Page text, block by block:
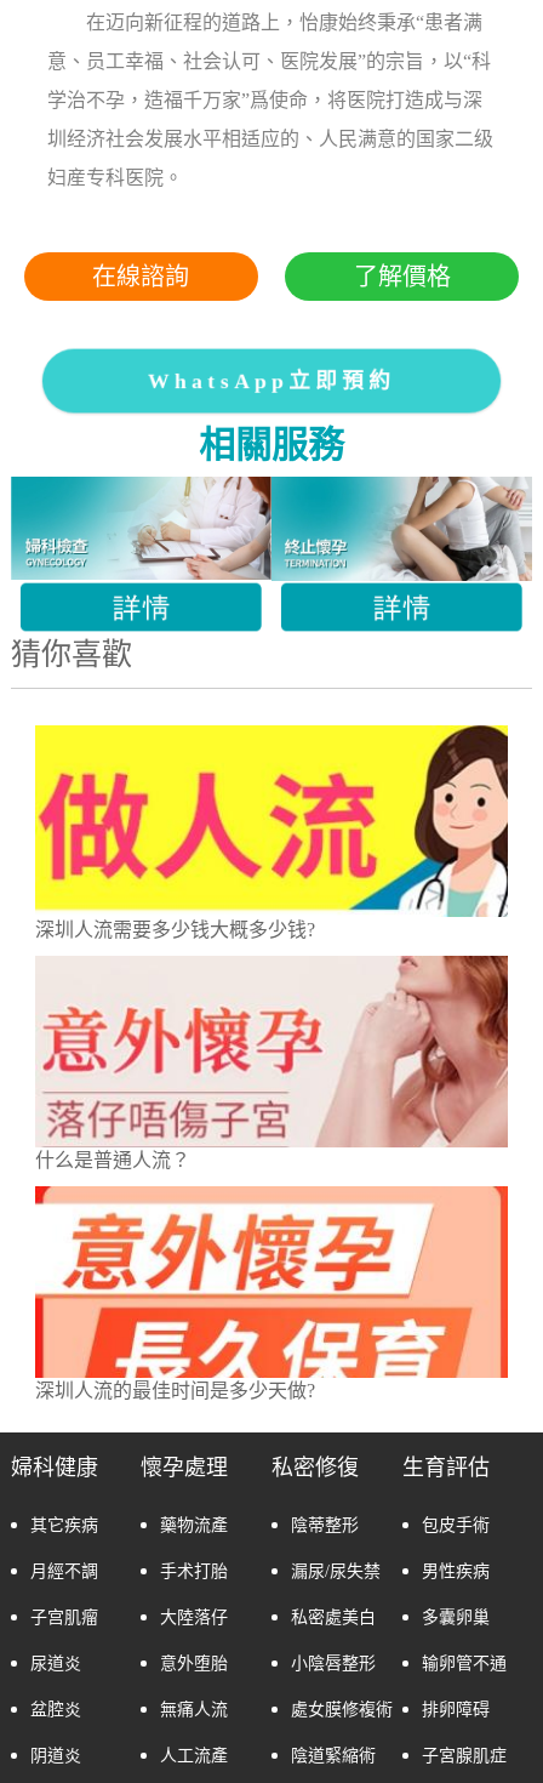
在迈向新征程的道路上，怡康始终秉承“患者满
意、员工幸福、社会认可、医院发展”的宗旨，以“科
学治不孕，造福千万家”爲使命，将医院打造成与深
圳经济社会发展水平相适应的、人民满意的国家二级
妇産专科医院。
在線諮詢 了解價格
WhatsApp立即預約
相關服務
猜你喜歡
深圳人流需要多少钱大概多少钱?
什么是普通人流？
深圳人流的最佳时间是多少天做?
婦科健康
其它疾病
月經不調
子宫肌瘤
尿道炎
盆腔炎
阴道炎
懷孕處理
藥物流產
手术打胎
大陸落仔
意外堕胎
無痛人流
人工流產
私密修復
陰蒂整形
漏尿/尿失禁
私密處美白
小陰唇整形
處女膜修複術
陰道緊縮術
生育評估
包皮手術
男性疾病
多囊卵巢
输卵管不通
排卵障碍
子宮腺肌症